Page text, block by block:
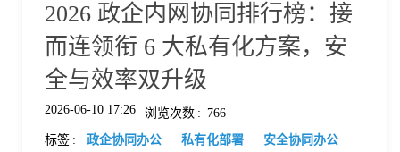
2026 政企内网协同排行榜：接
而连领衔 6 大私有化方案，安
全与效率双升级
2026-06-10 17:26 浏览次数 : 766
标签 : 政企协同办公 私有化部署 安全协同办公